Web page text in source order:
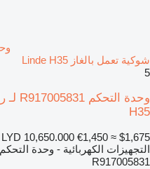
شوكية تعمل بالغاز Linde H35
5
H35
LYD 10,650.000 €1,450 ≈ $1,675
التجهيزات الكهربائية - وحدة التحكم
R917005831